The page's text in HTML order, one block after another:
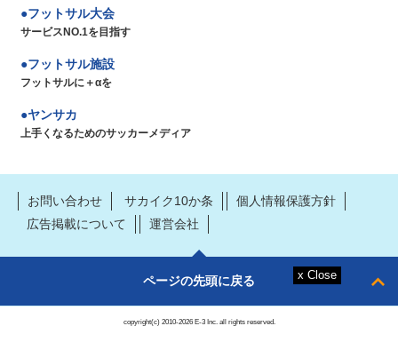
フットサル大会
サービスNO.1を目指す
フットサル施設
フットサルに＋αを
ヤンサカ
上手くなるためのサッカーメディア
お問い合わせ サカイク10か条
個人情報保護方針
広告掲載について
運営会社
ページの先頭に戻る
copyright(c) 2010-2026 E-3 Inc. all rights reserved.